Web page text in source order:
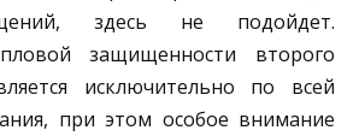
здесь не подойдет.
защищенности второго
исключительно по всей
при этом особое внимание